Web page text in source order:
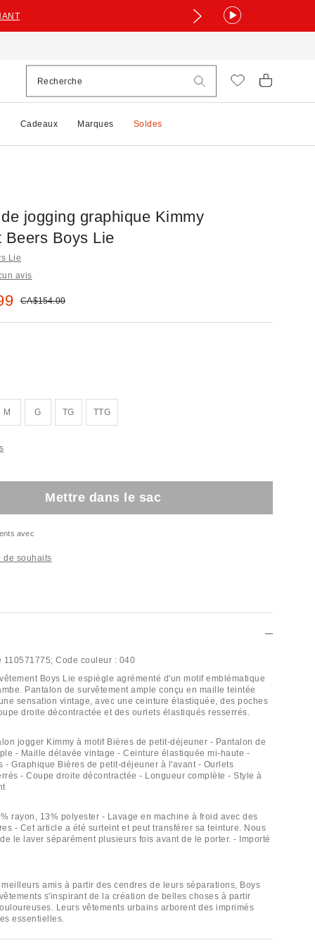
Cadeaux Marques Soldes
jogging graphique Kimmy
Beers Boys Lie
Lie
avis
: Prix courant :
CA$154.00
M G TG TTG
Mettre dans le sac
avec
de souhaits
110571775; Code couleur : 040
Boys Lie espiègle agrémenté d'un motif emblématique
Pantalon de survêtement ample conçu en maille teintée
sensation vintage, avec une ceinture élastiquée, des poches
droite décontractée et des ourlets élastiqués resserrés.
jogger Kimmy à motif Bières de petit-déjeuner - Pantalon de
- Maille délavée vintage - Ceinture élastiquée mi-haute -
- Graphique Bières de petit-déjeuner à l'avant - Ourlets
- Coupe droite décontractée - Longueur complète - Style à
rayon, 13% polyester - Lavage en machine à froid avec des
- Cet article a été surteint et peut transférer sa teinture. Nous
le laver séparément plusieurs fois avant de le porter. - Importé
meilleurs amis à partir des cendres de leurs séparations, Boys
s'inspirant de la création de belles choses à partir
Leurs vêtements urbains arborent des imprimés
essentielles.